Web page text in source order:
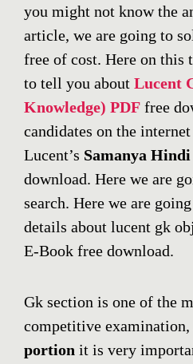
you might not know the
article, we are going to
free of cost. Here on this
to tell you about Lucent
Knowledge) PDF free
candidates on the
Lucent’s Samanya
download. Here we are
search. Here we are
details about lucent gk
E-Book free download.
Gk section is one of the
competitive examination,
portion it is very